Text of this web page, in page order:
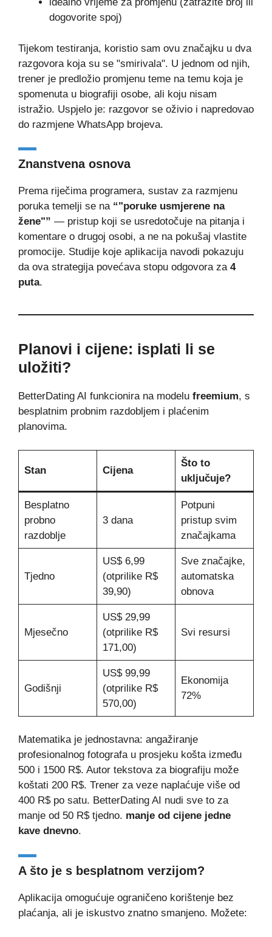
dogovorite spoj)
Tijekom testiranja, koristio sam ovu značajku u dva
razgovora koja su se "smirivala". U jednom od njih,
trener je predložio promjenu teme na temu koja je
spomenuta u biografiji osobe, ali koju nisam
istražio. Uspjelo je: razgovor se oživio i napredovao
do razmjene WhatsApp brojeva.
Znanstvena osnova
Prema riječima programera, sustav za razmjenu
poruka temelji se na “"poruke usmjerene na
žene"” — pristup koji se usredotočuje na pitanja i
komentare o drugoj osobi, a ne na pokušaj vlastite
promocije. Studije koje aplikacija navodi pokazuju
da ova strategija povećava stopu odgovora za 4
puta.
Planovi i cijene: isplati li se
uložiti?
BetterDating AI funkcionira na modelu freemium, s
besplatnim probnim razdobljem i plaćenim
planovima.
Stan Cijena
Što to
uključuje?
Besplatno
probno
razdoblje
3 dana
Potpuni
pristup svim
značajkama
Tjedno
US$ 6,99
(otprilike R$
39,90)
Sve značajke,
automatska
obnova
Mjesečno
US$ 29,99
(otprilike R$
171,00)
Svi resursi
Godišnji
US$ 99,99
(otprilike R$
570,00)
Ekonomija
72%
Matematika je jednostavna: angažiranje
profesionalnog fotografa u prosjeku košta između
500 i 1500 R$. Autor tekstova za biografiju može
koštati 200 R$. Trener za veze naplaćuje više od
400 R$ po satu. BetterDating AI nudi sve to za
manje od 50 R$ tjedno. manje od cijene jedne
kave dnevno.
A što je s besplatnom verzijom?
Aplikacija omogućuje ograničeno korištenje bez
plaćanja, ali je iskustvo znatno smanjeno. Možete: